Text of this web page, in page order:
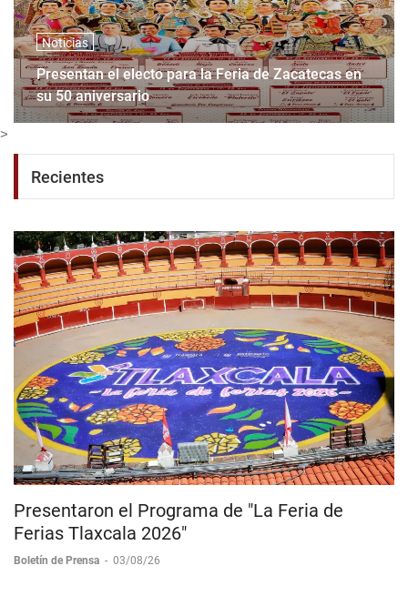
Noticias
Presentan el electo para la Feria de Zacatecas en
su 50 aniversario
>
Recientes
Presentaron el Programa de "La Feria de
Ferias Tlaxcala 2026"
Boletín de Prensa - 03/08/26